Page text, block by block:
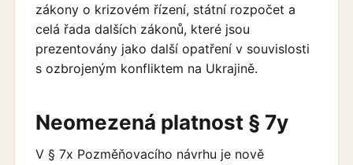
zákony o krizovém řízení, státní rozpočet a
celá řada dalších zákonů, které jsou
prezentovány jako další opatření v souvislosti
s ozbrojeným konfliktem na Ukrajině.
Neomezená platnost § 7y
V § 7x Pozměňovacího návrhu je nově